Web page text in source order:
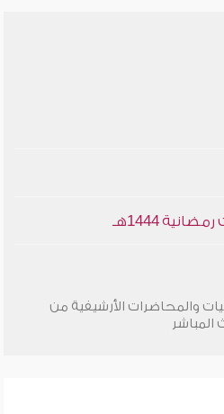
1444هـ
والمحاضرات الأرشيفية من
المباشر